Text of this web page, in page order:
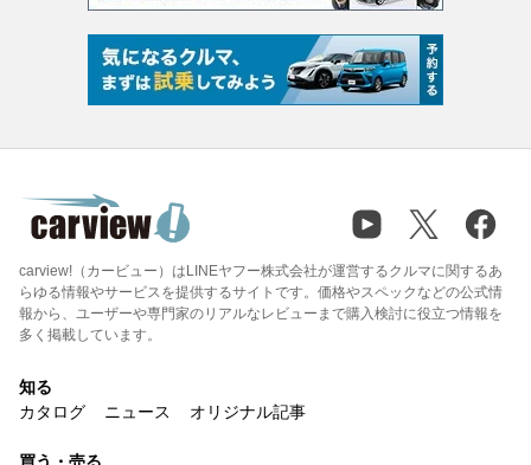
carview!（カービュー）はLINEヤフー株式会社が運営するクルマに関するあ
らゆる情報やサービスを提供するサイトです。価格やスペックなどの公式情
報から、ユーザーや専門家のリアルなレビューまで購入検討に役立つ情報を
多く掲載しています。
知る
カタログ
ニュース オリジナル記事